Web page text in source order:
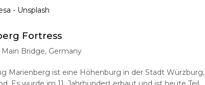
- Unsplash
Fortress
Main Bridge, Germany
Marienberg ist eine Höhenburg in der Stadt Würzburg,